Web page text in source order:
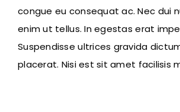
congue eu consequat ac. Nec dui
enim ut tellus. In egestas erat
Suspendisse ultrices gravida
placerat. Nisi est sit amet facilisis